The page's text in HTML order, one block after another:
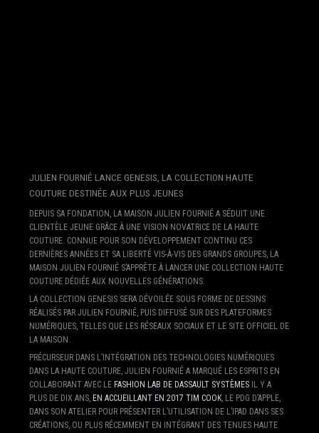
JULIEN FOURNIÉ LANCE GENESIS, LA COLLECTION HAUTE
COUTURE DESTINÉE AUX PLUS JEUNES
DEPUIS SA FONDATION, LA MAISON JULIEN FOURNIÉ A SÉDUIT UNE
CLIENTÈLE JEUNE GRÂCE À UNE VISION NOVATRICE DE LA HAUTE
COUTURE. CONNUE POUR SON DÉVELOPPEMENT CONTINU CES
DERNIÈRES ANNÉES ET SA LIBERTÉ VIS-À-VIS DES GRANDS GROUPES, LA
MAISON JULIEN FOURNIÉ S’APPRÊTE À LANCER UNE COLLECTION HAUTE
COUTURE DÉDIÉE AUX NOUVELLES GÉNÉRATIONS.
LA COLLECTION GENESIS SERA DÉVOILÉE SOUS FORME DE DESSINS
RÉALISÉS PAR JULIEN FOURNIÉ, PUIS DIFFUSÉ SUR DES PLATEFORMES
NUMÉRIQUES, TELLES QUE LES RÉSEAUX SOCIAUX ET LE SITE OFFICIEL DE
LA MAISON.
PRÉCURSEUR DANS L’INTÉGRATION DES TECHNOLOGIES NUMÉRIQUES
DANS LA HAUTE COUTURE, JULIEN FOURNIÉ A MARQUÉ LES ESPRITS EN
COLLABORANT AVEC LE FASHION LAB DE DASSAULT SYSTÈMESIL Y A
PLUS DE DIX ANS, EN ACCUEILLANT EN 2017 TIM COOK, LE PDG D’APPLE,
DANS SON ATELIER POUR PRÉSENTER L’UTILISATION DE L’IPAD DANS SES
CRÉATIONS, OU PLUS RÉCEMMENT EN INTÉGRANT DES TENUES HAUTE